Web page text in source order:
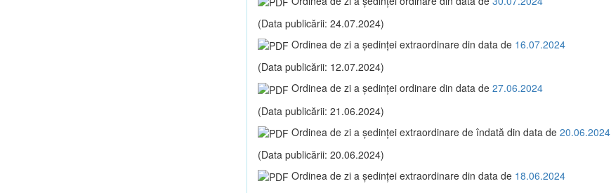
(Data publicării: 24.07.2024)
Ordinea de zi a şedinţei extraordinare din data de 16.07.2024
(Data publicării: 12.07.2024)
Ordinea de zi a şedinţei ordinare din data de 27.06.2024
(Data publicării: 21.06.2024)
Ordinea de zi a şedinţei extraordinare de îndată din data de 20.06.2024
(Data publicării: 20.06.2024)
Ordinea de zi a şedinţei extraordinare din data de 18.06.2024